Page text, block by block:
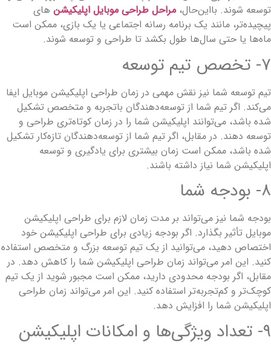
توسعه شوند. بااین‌حال، مراحل طراحی موبایل اپلیکیشنهای
پیچیده‌تر، مانند یک برنامه رسانه اجتماعی یا یک بازی، ممکن است
ماه‌ها یا حتی سال‌ها طول بکشد تا طراحی و توسعه شوند.
۷- تخصص تیم توسعه
تیم توسعه شما نیز نقش مهمی در زمان طراحی اپلیکیشن موبایل ایفا
می‌کند. اگر تیم شما از توسعه‌دهندگان باتجربه و متخصص تشکیل
شده باشد، می‌توانند اپلیکیشن شما را در زمان کوتاه‌تری طراحی و
توسعه دهند. در مقابل، اگر تیم شما از توسعه‌دهندگان تازه‌کار تشکیل
شده باشد، ممکن است زمان بیشتری برای یادگیری و توسعه
اپلیکیشن شما نیاز داشته باشند.
۸- بودجه شما
بودجه شما نیز می‌تواند بر مدت زمان لازم برای طراحی اپلیکیشن
موبایل تأثیر بگذارد. اگر بودجه زیادی برای طراحی اپلیکیشن خود
اختصاص دهید، می‌توانید از یک تیم توسعه بزرگ و متخصص استفاده
کنید. این امر می‌تواند زمان طراحی اپلیکیشن شما را کاهش دهد. در
مقابل، اگر بودجه محدودی دارید، ممکن است مجبور شوید از یک تیم
کوچک‌تر و کم‌تجربه‌تر استفاده کنید. این امر می‌تواند زمان طراحی
اپلیکیشن شما را افزایش دهد.
۹- تعداد ویژگی‌ها و امکانات اپلیکیشن